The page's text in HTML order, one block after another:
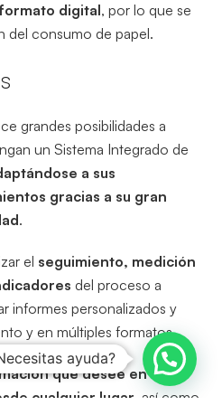
digital, por lo que se
del consumo de papel.
grandes posibilidades a
un Sistema Integrado de
a sus
gracias a su gran
.
el seguimiento, medición
del proceso a
informes personalizados y
y en múltiples formatos.
que desee en
cualquier lugar , así como
ayuda?